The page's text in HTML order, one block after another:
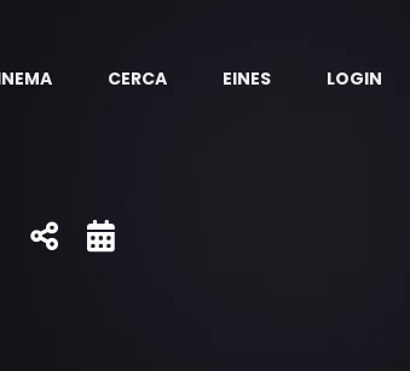
CERCA EINES LOGIN